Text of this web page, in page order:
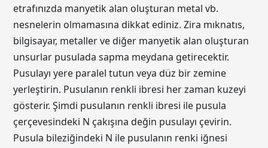
etrafınızda manyetik alan oluşturan metal vb.
nesnelerin olmamasına dikkat ediniz. Zira mıknatıs,
bilgisayar, metaller ve diğer manyetik alan oluşturan
unsurlar pusulada sapma meydana getirecektir.
Pusulayı yere paralel tutun veya düz bir zemine
yerleştirin. Pusulanın renkli ibresi her zaman kuzeyi
gösterir. Şimdi pusulanın renkli ibresi ile pusula
çerçevesindeki N çakışına değin pusulayı çevirin.
Pusula bileziğindeki N ile pusulanın renki iğnesi